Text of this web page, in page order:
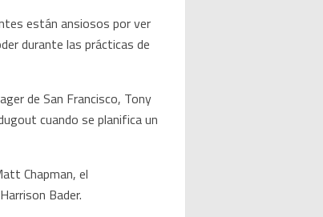
están ansiosos por ver
durante las prácticas de
de San Francisco, Tony
cuando se planifica un
Chapman, el
Bader.